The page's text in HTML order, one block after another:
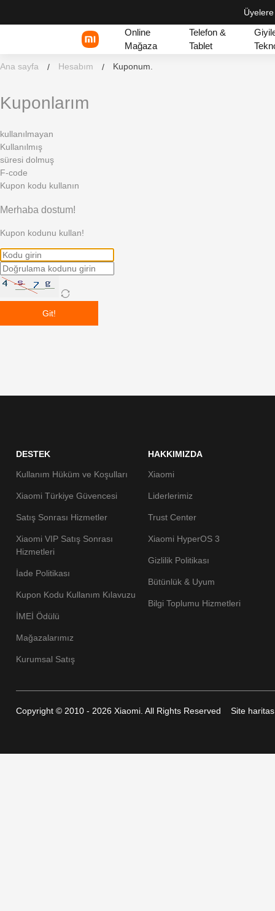
Online
Mağaza
Telefon &
Tablet
Ana sayfa / Hesabım / Kuponum.
Kuponlarım
kullanılmayan
Kullanılmış
süresi dolmuş
F-code
Kupon kodu kullanın
Merhaba dostum!
Kupon kodunu kullan!
Git!
DESTEK
Kullanım Hüküm ve Koşulları
Xiaomi Türkiye Güvencesi
Satış Sonrası Hizmetler
Xiaomi VIP Satış Sonrası
Hizmetleri
İade Politikası
Kupon Kodu Kullanım Kılavuzu
İMEİ Ödülü
Mağazalarımız
Kurumsal Satış
HAKKIMIZDA
Xiaomi
Liderlerimiz
Trust Center
Xiaomi HyperOS 3
Gizlilik Politikası
Bütünlük & Uyum
Bilgi Toplumu Hizmetleri
Copyright © 2010 - 2026 Xiaomi. All Rights Reserved Site